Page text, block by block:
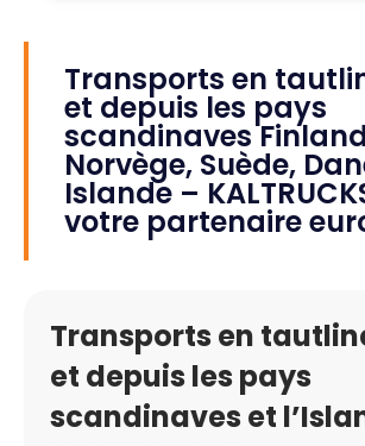
Transports en
et depuis les pays
scandinaves
Norvège, Suède,
Islande –
votre partenaire
Transports en
et depuis les pays
scandinaves et